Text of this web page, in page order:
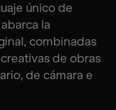
único de
la
combinadas
de obras
de cámara e